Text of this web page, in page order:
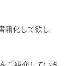
籍化して欲し